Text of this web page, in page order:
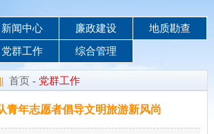
新闻中心 廉政建设 地质勘查
党群工作 综合管理
|| 首页 - 党群工作
青年志愿者倡导文明旅游新风尚